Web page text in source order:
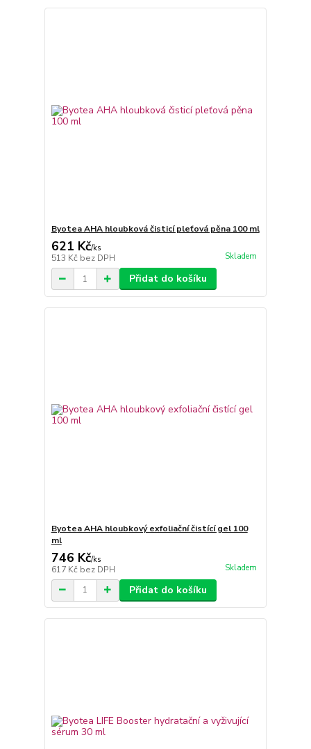
Byotea AHA hloubková čisticí pleťová pěna 100 ml
621 Kč/ks
513 Kč bez DPH Skladem
Přidat do košíku
Byotea AHA hloubkový exfoliační čistící gel 100
ml
746 Kč/ks
617 Kč bez DPH Skladem
Přidat do košíku